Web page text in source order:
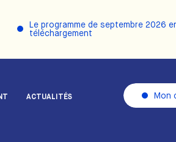
Le programme de septembre 2026
téléchargement
ACTUALITÉS Mon